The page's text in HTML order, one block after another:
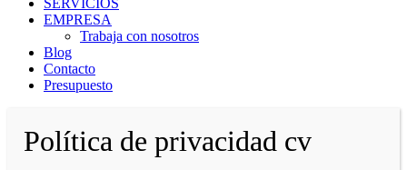
EMPRESA
Trabaja con nosotros
Blog
Contacto
Presupuesto
Política de privacidad cv